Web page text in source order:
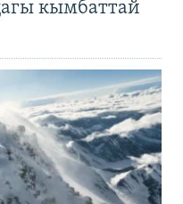
кымбаттай